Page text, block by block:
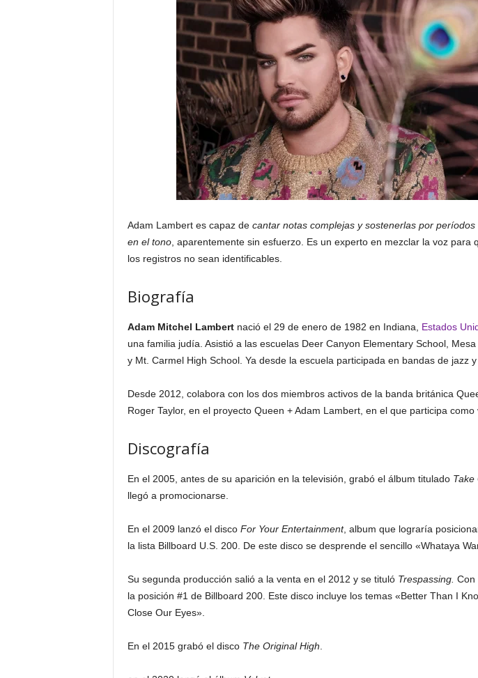
Adam Lambert es capaz de cantar notas complejas y sostenerlas por
en el tono, aparentemente sin esfuerzo. Es un experto en mezclar la voz para
los registros no sean identificables.
Biografía
Adam Mitchel Lambertnació el 29 de enero de 1982 en Indiana, Estados
una familia judía. Asistió a las escuelas Deer Canyon Elementary School, Mesa
y Mt. Carmel High School. Ya desde la escuela participada en bandas de jazz
Desde 2012, colabora con los dos miembros activos de la banda británica
Roger Taylor, en el proyecto Queen + Adam Lambert, en el que participa como
Discografía
En el 2005, antes de su aparición en la televisión, grabó el álbum titulado Take
llegó a promocionarse.
En el 2009 lanzó el disco For Your Entertainment, album que lograría
la lista Billboard U.S. 200. De este disco se desprende el sencillo «Whataya
Su segunda producción salió a la venta en el 2012 y se tituló Trespassing. Con
la posición #1 de Billboard 200. Este disco incluye los temas «Better Than I
Close Our Eyes».
En el 2015 grabó el disco The Original High